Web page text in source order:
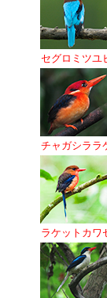
セグロミツユ
チャガシララ
ラケットカワ